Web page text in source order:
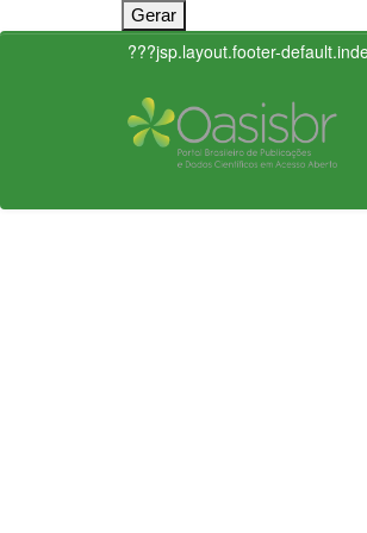
???jsp.layout.footer-